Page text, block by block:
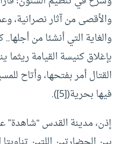
والأقصى من آثار نصرانية،
والغاية التي أنشئا من
بإغلاق كنيسة القيامة ريثما
القتال أمر بفتحها، وأتاح
فيها بحرية([5]
).
إذن، مدينة القدس “شاهدة”